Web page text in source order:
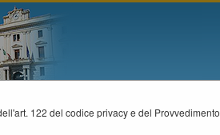
122 del codice privacy e del Provvedimento